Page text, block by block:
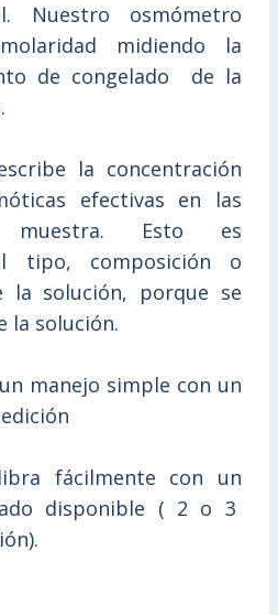
Nuestro osmómetro
midiendo la
de congelado de la
la concentración
efectivas en las
muestra. Esto es
tipo, composición o
la solución, porque se
la solución.
manejo simple con un
fácilmente con un
disponible ( 2 o 3